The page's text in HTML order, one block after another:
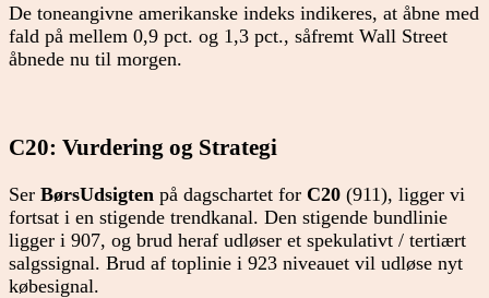
De toneangivne amerikanske indeks indikeres, at åbne med
fald på mellem 0,9 pct. og 1,3 pct., såfremt Wall Street
åbnede nu til morgen.
C20: Vurdering og Strategi
Ser BørsUdsigten på dagschartet for C20 (911), ligger vi
fortsat i en stigende trendkanal. Den stigende bundlinie
ligger i 907, og brud heraf udløser et spekulativt / tertiært
salgssignal. Brud af toplinie i 923 niveauet vil udløse nyt
købesignal.